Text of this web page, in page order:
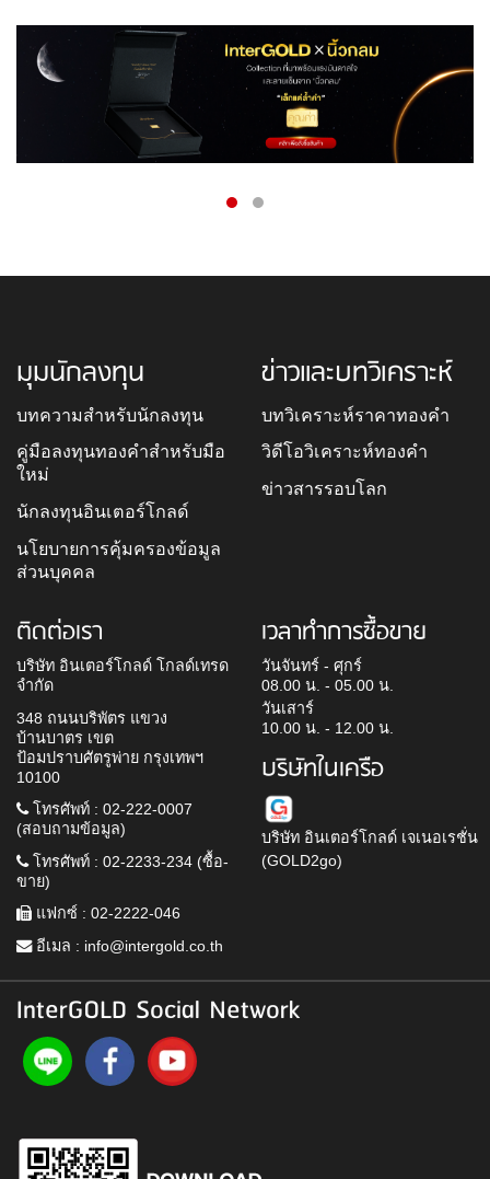
มุมนักลงทุน
บทความสำหรับนักลงทุน
คู่มือลงทุนทองคำสำหรับมือ
ใหม่
นักลงทุนอินเตอร์โกลด์
นโยบายการคุ้มครองข้อมูล
ส่วนบุคคล
ข่าวและบทวิเคราะห์
บทวิเคราะห์ราคาทองคำ
วิดีโอวิเคราะห์ทองคำ
ข่าวสารรอบโลก
ติดต่อเรา
บริษัท อินเตอร์โกลด์ โกลด์เทรด
จำกัด
348 ถนนบริพัตร แขวง
บ้านบาตร เขต
ป้อมปราบศัตรูพ่าย กรุงเทพฯ
10100
โทรศัพท์ : 02-222-0007
(สอบถามข้อมูล)
โทรศัพท์ : 02-2233-234 (ซื้อ-
ขาย)
แฟกซ์ : 02-2222-046
อีเมล : info@intergold.co.th
เวลาทำการซื้อขาย
วันจันทร์ - ศุกร์
08.00 น. - 05.00 น.
วันเสาร์
10.00 น. - 12.00 น.
บริษัทในเครือ
บริษัท อินเตอร์โกลด์ เจเนอเรชั่น
(GOLD2go)
InterGOLD Social Network